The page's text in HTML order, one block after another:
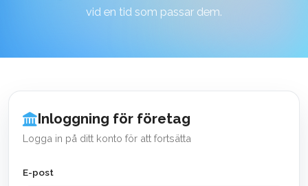
vid en tid som passar dem.
Inloggning för företag
Logga in på ditt konto för att fortsätta
E-post